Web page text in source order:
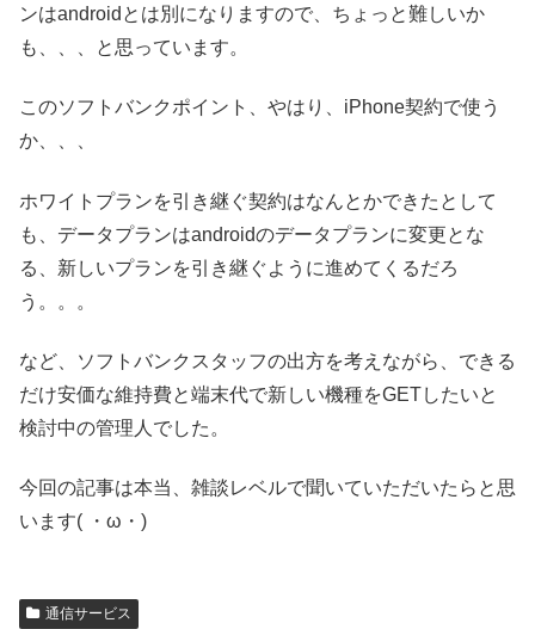
ンはandroidとは別になりますので、ちょっと難しいか
も、、、と思っています。
このソフトバンクポイント、やはり、iPhone契約で使う
か、、、
ホワイトプランを引き継ぐ契約はなんとかできたとして
も、データプランはandroidのデータプランに変更とな
る、新しいプランを引き継ぐように進めてくるだろ
う。。。
など、ソフトバンクスタッフの出方を考えながら、できる
だけ安価な維持費と端末代で新しい機種をGETしたいと
検討中の管理人でした。
今回の記事は本当、雑談レベルで聞いていただいたらと思
います( ・ω・)
通信サービス